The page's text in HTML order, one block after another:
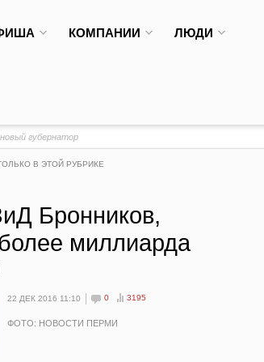
КОМПАНИИ ЛЮДИ
В ЭТОЙ РУБРИКЕ
Бронников,
миллиарда
22 ДЕК 2016 11:10 0 3195
ФОТО: НОВОСТИ ПЕРМИ